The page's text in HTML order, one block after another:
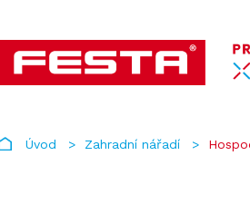
Úvod Zahradní nářadí